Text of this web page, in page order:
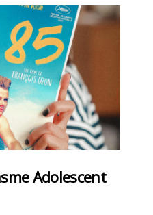
Adolescent